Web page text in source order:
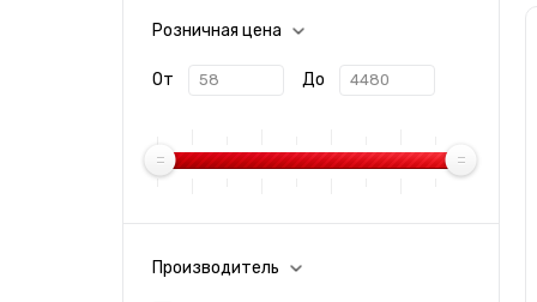
Розничная цена
От До
Производитель